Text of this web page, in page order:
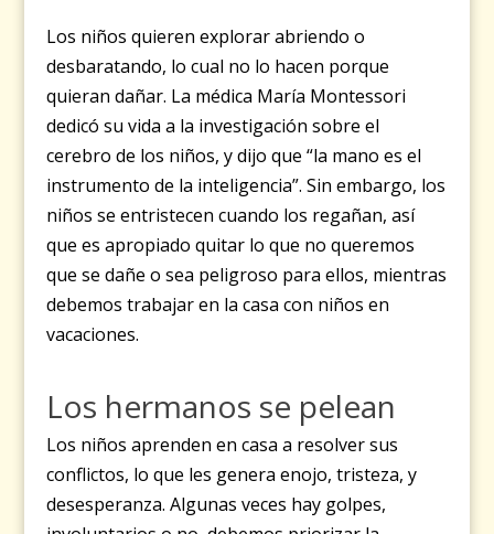
Los niños quieren explorar abriendo o
desbaratando, lo cual no lo hacen porque
quieran dañar. La médica María Montessori
dedicó su vida a la investigación sobre el
cerebro de los niños, y dijo que “la mano es el
instrumento de la inteligencia”. Sin embargo, los
niños se entristecen cuando los regañan, así
que es apropiado quitar lo que no queremos
que se dañe o sea peligroso para ellos, mientras
debemos trabajar en la casa con niños en
vacaciones.
Los hermanos se pelean
Los niños aprenden en casa a resolver sus
conflictos, lo que les genera enojo, tristeza, y
desesperanza. Algunas veces hay golpes,